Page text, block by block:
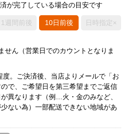
が完了している場合の目安です
1週間前後 10日前後 日時指定×
せん（営業日でのカウントとなりま
。ご決済後、当店よりメールで「お
で、ご希望日を第三希望までご返信
異なります（例…火・金のみなど、
ない為）一部配送できない地域があ